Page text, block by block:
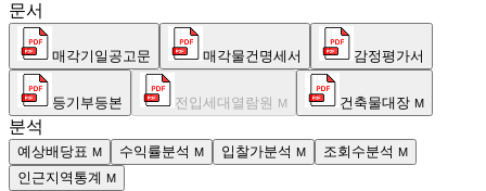
문서
매각기일공고문 매각물건명세서 감정평가서
등기부등본 전입세대열람원 M 건축물대장 M
분석
예상배당표 M 수익률분석 M 입찰가분석 M 조회수분석 M
인근지역통계 M